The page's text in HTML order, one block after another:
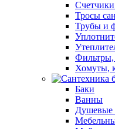
Тросы
Трубы и
Фильтры,
Хомуты,
Баки
Ванны
Душевые